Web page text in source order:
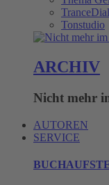
Tonstudio
ARCHIV
Nicht mehr
AUTOREN
SERVICE